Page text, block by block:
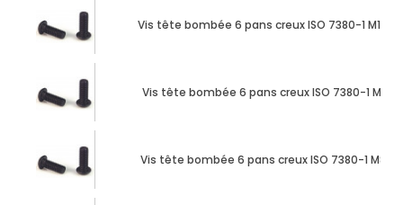
Vis tête bombée 6 pans creux ISO 7380-1 M12 X
Vis tête bombée 6 pans creux ISO 7380-1 M8 X
Vis tête bombée 6 pans creux ISO 7380-1 M8 X